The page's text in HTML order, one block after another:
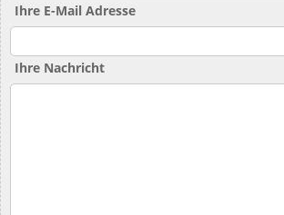
Ihre E-Mail Adresse
Ihre Nachricht